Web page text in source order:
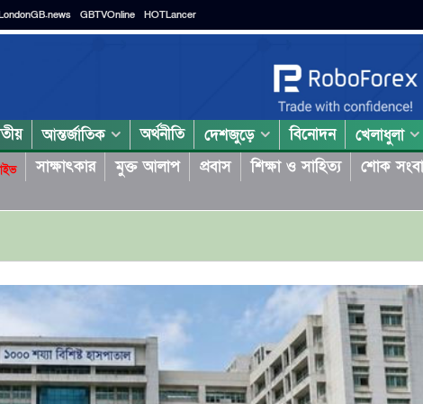
GBTVOnline HOTLancer
আন্তর্জাতিক অর্থনীতি দেশজুড়ে বিনোদন খেলাধুলা
সাক্ষাৎকার মুক্ত আলাপ প্রবাস শিক্ষা ও সাহিত্য শোক